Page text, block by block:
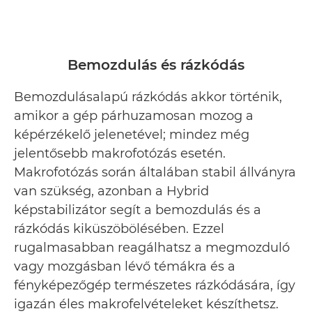
Bemozdulás és rázkódás
Bemozdulásalapú rázkódás akkor történik,
amikor a gép párhuzamosan mozog a
képérzékelő jelenetével; mindez még
jelentősebb makrofotózás esetén.
Makrofotózás során általában stabil állványra
van szükség, azonban a Hybrid
képstabilizátor segít a bemozdulás és a
rázkódás kiküszöbölésében. Ezzel
rugalmasabban reagálhatsz a megmozduló
vagy mozgásban lévő témákra és a
fényképezőgép természetes rázkódására, így
igazán éles makrofelvételeket készíthetsz.